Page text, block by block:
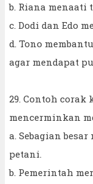
b. Riana menaati
c. Dodi dan Edo
d. Tono
agar mendapat
29. Contoh
mencerminkan
a. Sebagian
petani.
b. Pemerintah